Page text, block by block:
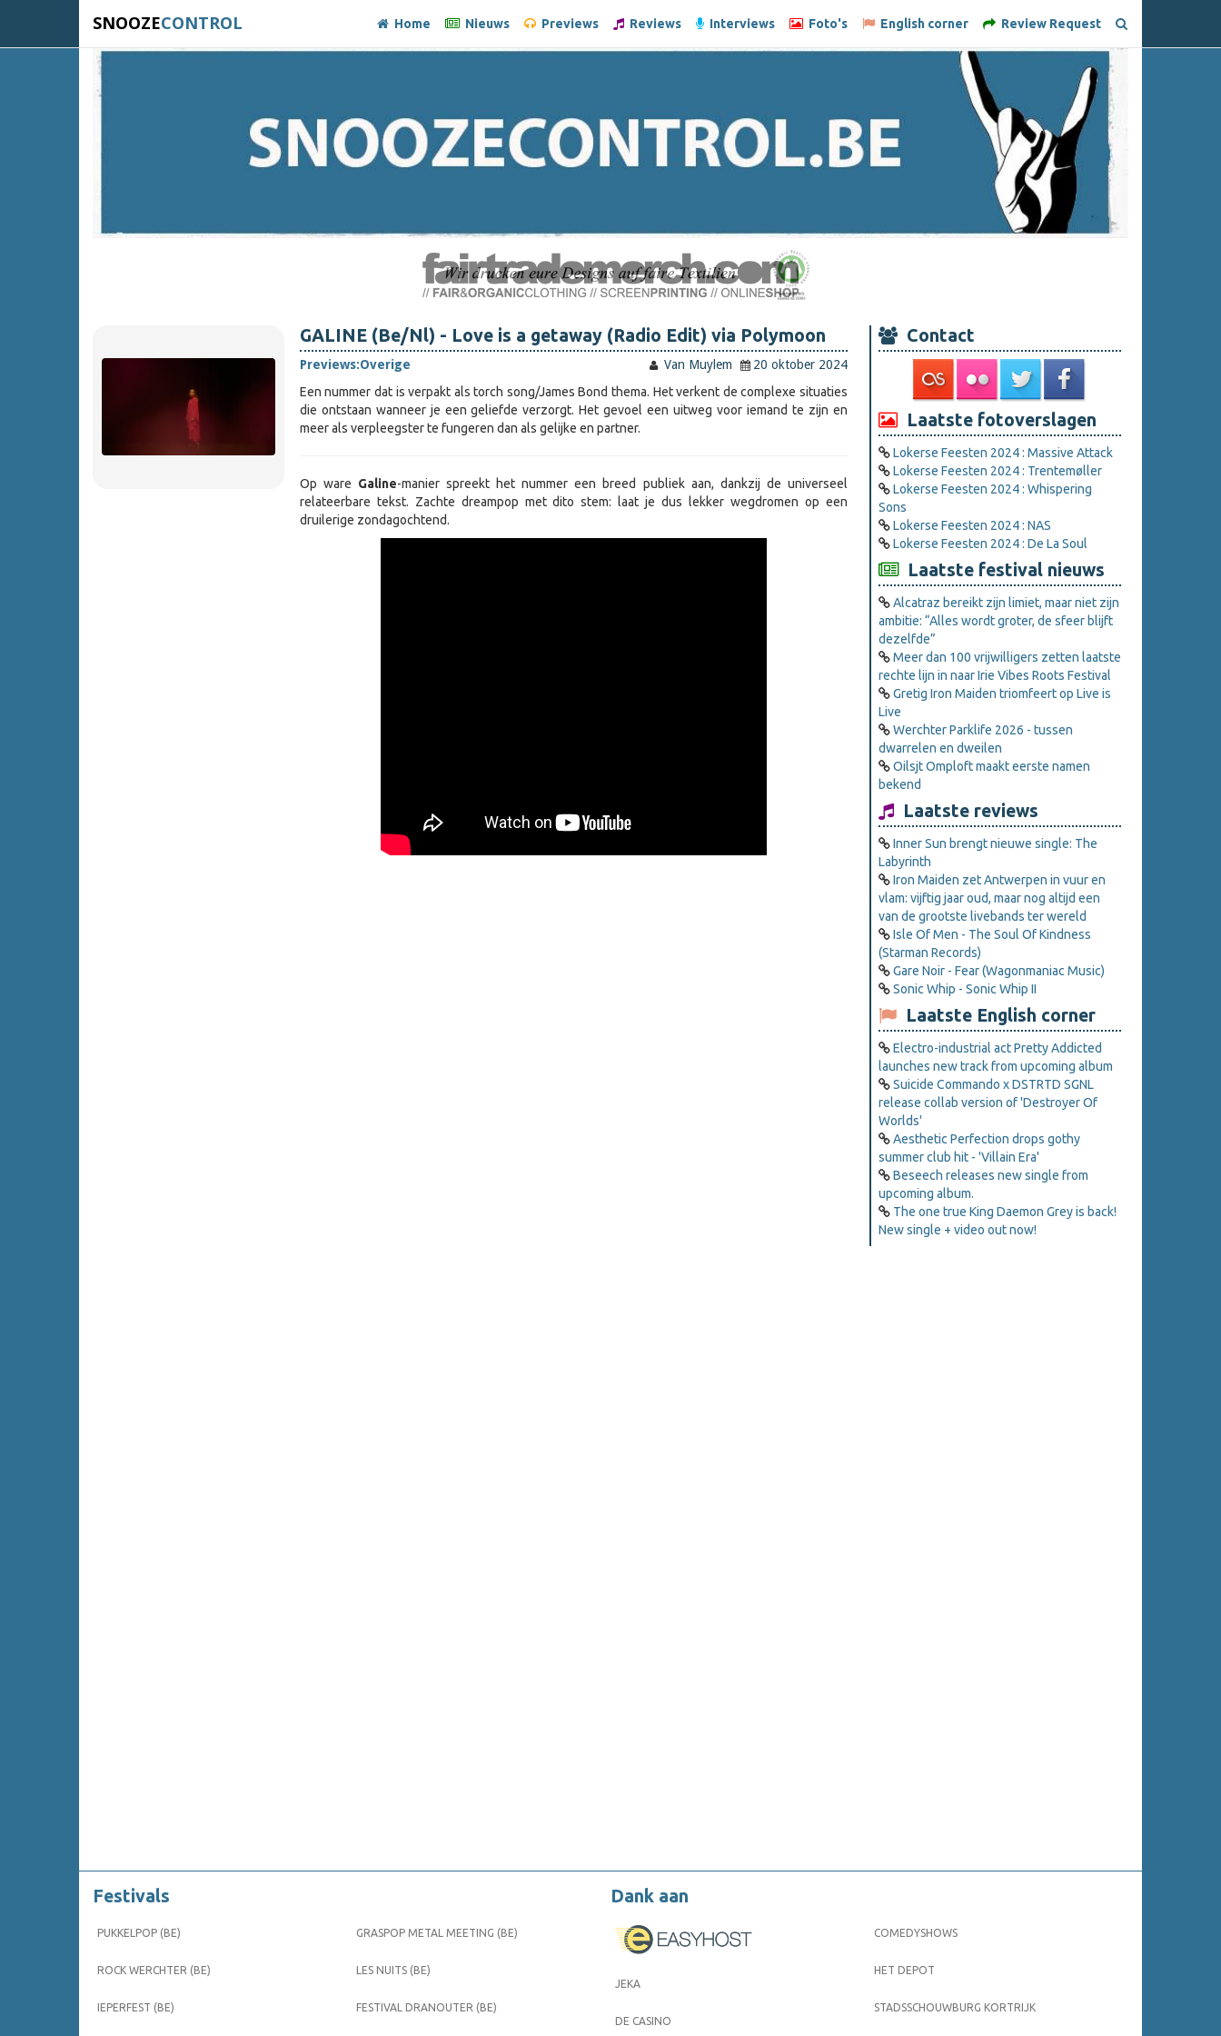
SNOOZECONTROL Home Nieuws Previews Reviews Interviews Foto's English corner Review Request
GALINE (Be/Nl) - Love is a getaway (Radio Edit) via Polymoon
Previews:Overige Van Muylem
20 oktober 2024
Een nummer dat is verpakt als torch song/James Bond thema. Het verkent de complexe situaties
die ontstaan wanneer je een geliefde verzorgt. Het gevoel een uitweg voor iemand te zijn en
meer als verpleegster te fungeren dan als gelijke en partner.
Op ware Galine-manier spreekt het nummer een breed publiek aan, dankzij de universeel
relateerbare tekst. Zachte dreampop met dito stem: laat je dus lekker wegdromen op een
druilerige zondagochtend.
Contact
Laatste fotoverslagen
Lokerse Feesten 2024 : Massive Attack
Lokerse Feesten 2024 : Trentemøller
Lokerse Feesten 2024 : Whispering
Sons
Lokerse Feesten 2024 : NAS
Lokerse Feesten 2024 : De La Soul
Laatste festival nieuws
Alcatraz bereikt zijn limiet, maar niet zijn
ambitie: “Alles wordt groter, de sfeer blijft
dezelfde”
Meer dan 100 vrijwilligers zetten laatste
rechte lijn in naar Irie Vibes Roots Festival
Gretig Iron Maiden triomfeert op Live is
Live
Werchter Parklife 2026 - tussen
dwarrelen en dweilen
Oilsjt Omploft maakt eerste namen
bekend
Laatste reviews
Inner Sun brengt nieuwe single: The
Labyrinth
Iron Maiden zet Antwerpen in vuur en
vlam: vijftig jaar oud, maar nog altijd een
van de grootste livebands ter wereld
Isle Of Men - The Soul Of Kindness
(Starman Records)
Gare Noir - Fear (Wagonmaniac Music)
Sonic Whip - Sonic Whip II
Laatste English corner
Electro-industrial act Pretty Addicted
launches new track from upcoming album
Suicide Commando x DSTRTD SGNL
release collab version of 'Destroyer Of
Worlds'
Aesthetic Perfection drops gothy
summer club hit - 'Villain Era'
Beseech releases new single from
upcoming album.
The one true King Daemon Grey is back!
New single + video out now!
Festivals
PUKKELPOP (BE)
ROCK WERCHTER (BE)
IEPERFEST (BE)
GRASPOP METAL MEETING (BE)
LES NUITS (BE)
FESTIVAL DRANOUTER (BE)
Dank aan
JEKA
DE CASINO
COMEDYSHOWS
HET DEPOT
STADSSCHOUWBURG KORTRIJK